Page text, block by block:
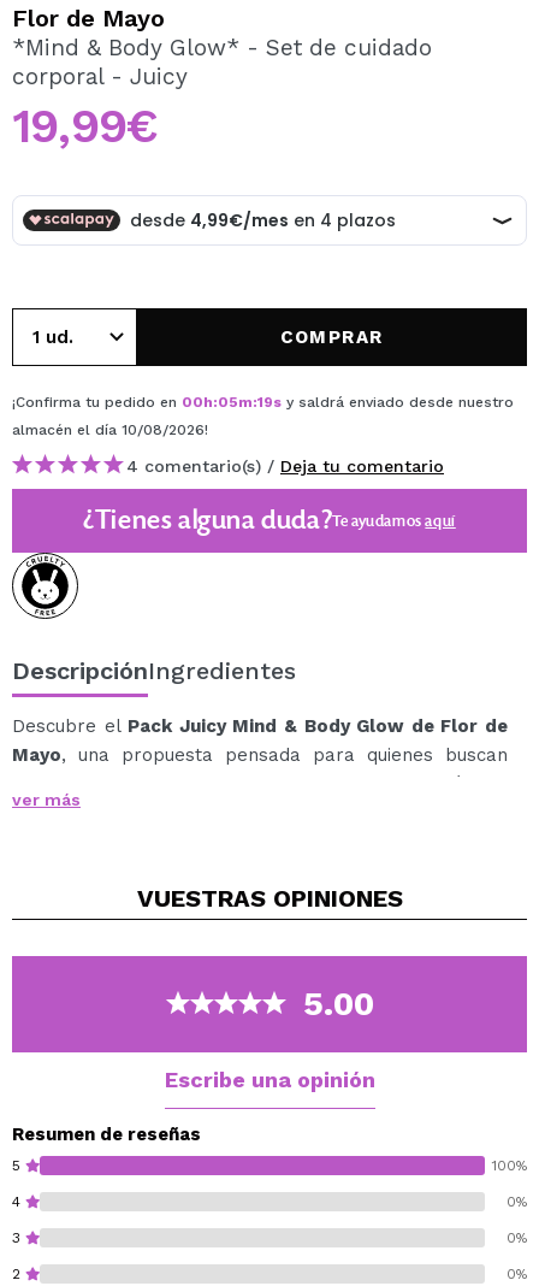
Al crear una cuenta en Maquillalia.com podrás realizar
tus compras rápidamente, revisar el estado de tus
Flor de Mayo
*Mind & Body Glow* - Set de cuidado
corporal - Juicy
19,99€
COMPRAR
¡Confirma tu pedido en 00h:05m:19s y saldrá enviado desde nuestro
almacén el día 10/08/2026!
4 comentario(s) / Deja tu comentario
¿Tienes alguna duda?Te ayudamosaquí
DescripciónIngredientes
Descubre el Pack Juicy Mind & Body Glow de Flor de
Mayo, una propuesta pensada para quienes buscan
una rutina corporal fresca, dulce y llena de energía que
despierte los sentidos.
siempre organizados, este pack incluye:
renovar y suavizar la piel, dejándola lisa y
preparada para la hidratación.
Loción corporal hidratante(250ml) y ligera, que
Perfume capilar & corporal(80ml), que
irresistible.
Su fragancia vibrante combina frutas jugosas y flores
delicadas, con un fondo de vainilla y benjuí, creando un
aroma fresco, femenino y revitalizante que llena de
energía cuerpo y mente.
Un pack ideal para transformar tu rutina diaria en un
ver más
VUESTRAS OPINIONES
5.00
Escribe una opinión
Resumen de reseñas
5 100%
4 0%
3 0%
2 0%